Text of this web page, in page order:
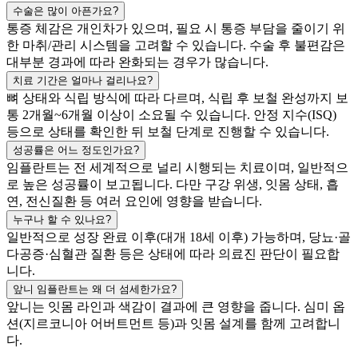
수술은 많이 아픈가요?
통증 체감은 개인차가 있으며, 필요 시 통증 부담을 줄이기 위
한 마취/관리 시스템을 고려할 수 있습니다. 수술 후 불편감은
대부분 경과에 따라 완화되는 경우가 많습니다.
치료 기간은 얼마나 걸리나요?
뼈 상태와 식립 방식에 따라 다르며, 식립 후 보철 완성까지 보
통 2개월~6개월 이상이 소요될 수 있습니다. 안정 지수(ISQ)
등으로 상태를 확인한 뒤 보철 단계로 진행할 수 있습니다.
성공률은 어느 정도인가요?
임플란트는 전 세계적으로 널리 시행되는 치료이며, 일반적으
로 높은 성공률이 보고됩니다. 다만 구강 위생, 잇몸 상태, 흡
연, 전신질환 등 여러 요인에 영향을 받습니다.
누구나 할 수 있나요?
일반적으로 성장 완료 이후(대개 18세 이후) 가능하며, 당뇨·골
다공증·심혈관 질환 등은 상태에 따라 의료진 판단이 필요합
니다.
앞니 임플란트는 왜 더 섬세한가요?
앞니는 잇몸 라인과 색감이 결과에 큰 영향을 줍니다. 심미 옵
션(지르코니아 어버트먼트 등)과 잇몸 설계를 함께 고려합니
다.